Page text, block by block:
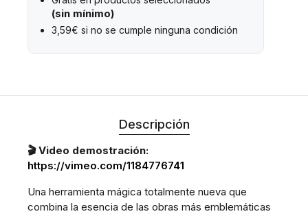
(sin mínimo)
3,59€ si no se cumple ninguna condición
Descripción
🎬 Video demostración:
https://vimeo.com/1184776741
Una herramienta mágica totalmente nueva que
combina la esencia de las obras más emblemáticas